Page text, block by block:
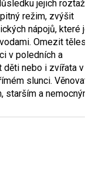
jejich roztažení
režim, zvýšit
nápojů, které je
Omezit
v poledních a
děti nebo i zvířata v
slunci. Věnovat
a nemocným